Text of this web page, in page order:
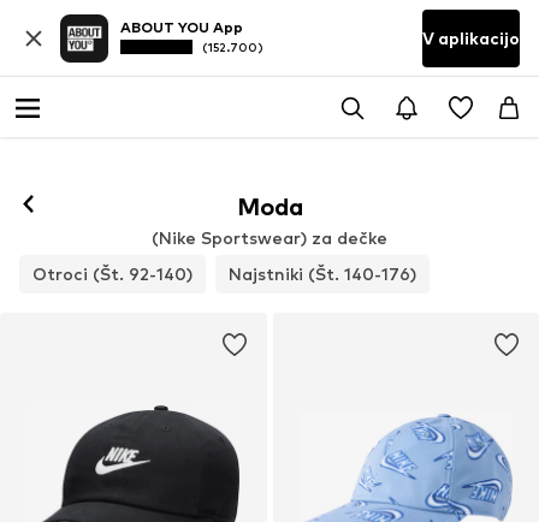
ABOUT YOU App
(152.700) V aplikacijo
Moda
(Nike Sportswear) za dečke
Otroci (Št. 92-140)
Najstniki (Št. 140-176)